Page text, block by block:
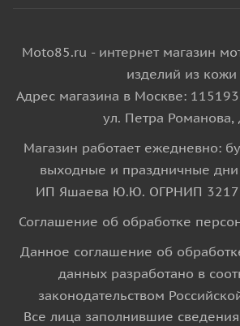
Moto85.ru - интернет магазин
изделий из кожи
Адрес магазина в Москве:
ул. Петра Романова,
Магазин работает ежедневно:
выходные и праздничные
ИП Яшаева Ю.Ю. ОГРНИП
Соглашение об обработке
Данное соглашение об
данных разработано в
законодательством
Все лица заполнившие